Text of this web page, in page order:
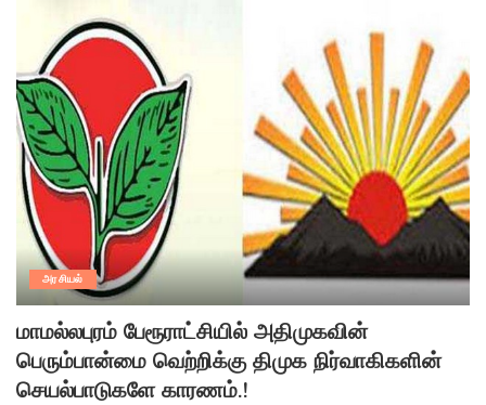
அரசியல்
மாமல்லபுரம் பேரூராட்சியில் அதிமுகவின்
பெரும்பான்மை வெற்றிக்கு திமுக நிர்வாகிகளின்
செயல்பாடுகளே காரணம்.!